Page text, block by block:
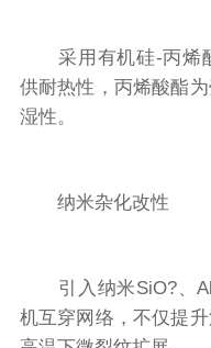
采用有机硅-丙烯酸
供耐热性，丙烯酸酯
湿性。
纳米杂化改性
引入纳米SiO?、
机互穿网络，不仅提